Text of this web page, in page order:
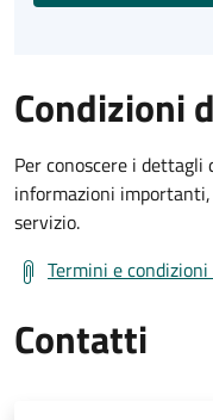
Condizioni
Per conoscere i
informazioni
servizio.
Termini e
Contatti